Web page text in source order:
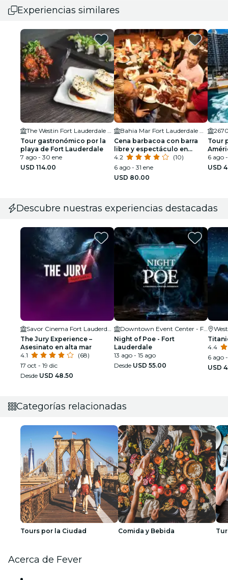
Experiencias similares
Tour gastronómico por la
playa de Fort Lauderdale
7 ago - 30 ene
USD 114.00
Cena barbacoa con barra
libre y espectáculo en
Tropical Isle con crucero
turístico incluido.
4.2
(10)
6 ago - 31 ene
USD 80.00
Tour
6 ago
USD
Descubre nuestras experiencias destacadas
The Jury Experience –
Asesinato en alta mar
4.1
(68)
17 oct - 19 dic
Desde USD 48.50
Night of Poe - Fort
Lauderdale
13 ago - 15 ago
Desde USD 55.00
4.4
6 ago
USD
Categorías relacionadas
Tours por la Ciudad Comida y Bebida
Acerca de Fever